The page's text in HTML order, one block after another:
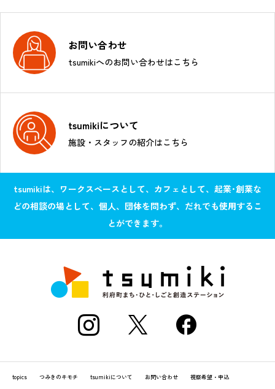
お問い合わせ
tsumikiへのお問い合わせはこちら
tsumikiについて
施設・スタッフの紹介はこちら
tsumikiは、ワークスペースとして、カフェとして、起業･創業な
どの相談の場として、個人、団体を問わず、だれでも使用するこ
とができます。
topics つみきのキモチ tsumikiについて お問い合わせ 視察希望・申込